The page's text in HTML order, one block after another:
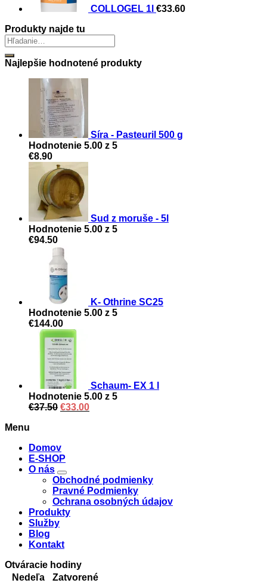
COLLOGEL 1l €33.60
Produkty najde tu
Najlepšie hodnotené produkty
Síra - Pasteuril 500 g
Hodnotenie 5.00 z 5
€8.90
Sud z moruše - 5l
Hodnotenie 5.00 z 5
€94.50
K- Othrine SC25
Hodnotenie 5.00 z 5
€144.00
Schaum- EX 1 l
Hodnotenie 5.00 z 5
€37.50 Original
€33.00Current
Menu
Domov
E-SHOP
O nás
Obchodné podmienky
Pravné Podmienky
Ochrana osobných údajov
Produkty
Služby
Blog
Kontakt
Otváracie hodiny
Nedeľa
Zatvorené